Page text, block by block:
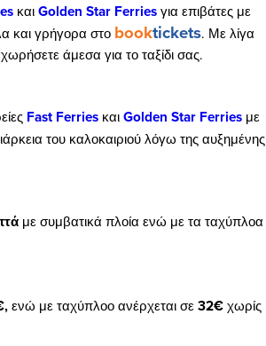
καιGolden Star Ferriesγια επιβάτες με
και γρήγορα στο booktickets. Με λίγα
άμεσα για το ταξίδι σας.
Fast Ferries καιGolden Star Ferries με
του καλοκαιριού λόγω της αυξημένης
με συμβατικά πλοία ενώ με τα ταχύπλοα
ενώ με ταχύπλοο ανέρχεται σε32€χωρίς